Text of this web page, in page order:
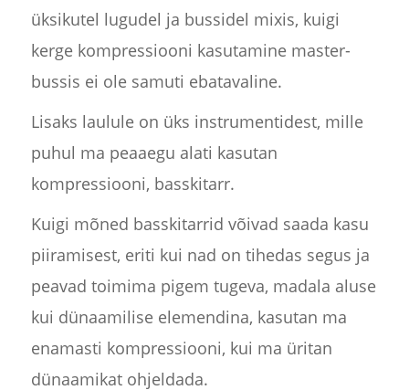
üksikutel lugudel ja bussidel mixis, kuigi
kerge kompressiooni kasutamine master-
bussis ei ole samuti ebatavaline.
Lisaks laulule on üks instrumentidest, mille
puhul ma peaaegu alati kasutan
kompressiooni, basskitarr.
Kuigi mõned basskitarrid võivad saada kasu
piiramisest, eriti kui nad on tihedas segus ja
peavad toimima pigem tugeva, madala aluse
kui dünaamilise elemendina, kasutan ma
enamasti kompressiooni, kui ma üritan
dünaamikat ohjeldada.